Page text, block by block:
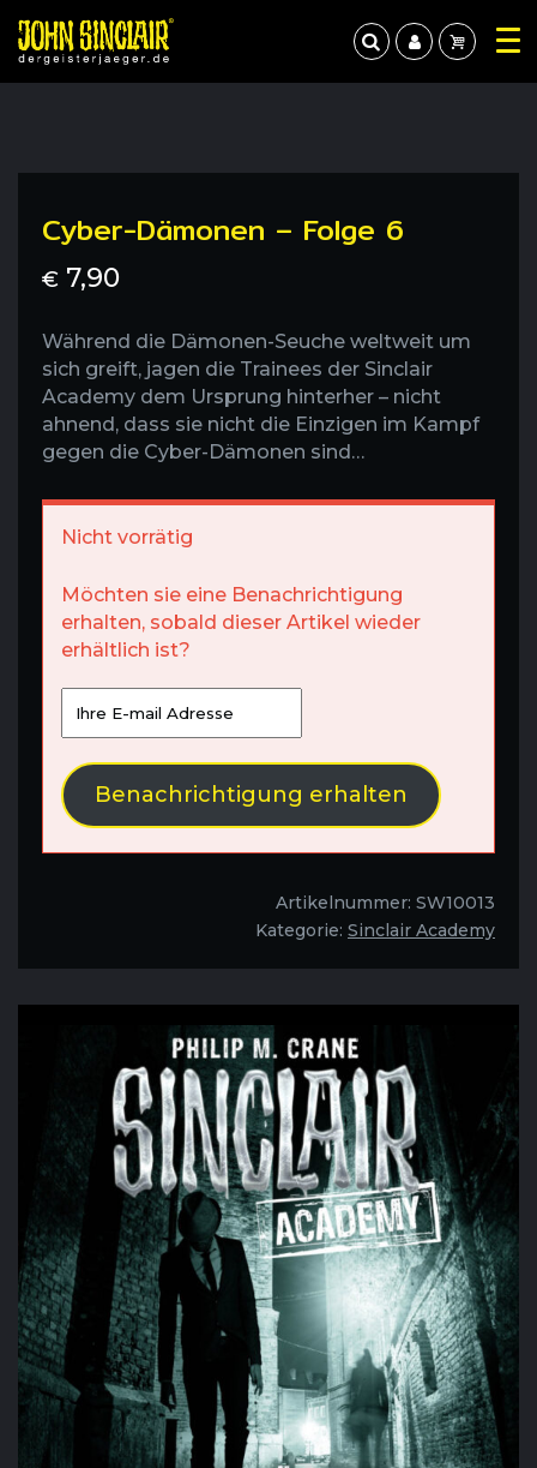
Cyber-Dämonen – Folge 6
€ 7,90
Während die Dämonen-Seuche weltweit um
sich greift, jagen die Trainees der Sinclair
Academy dem Ursprung hinterher – nicht
ahnend, dass sie nicht die Einzigen im Kampf
gegen die Cyber-Dämonen sind…
Nicht vorrätig
Möchten sie eine Benachrichtigung
erhalten, sobald dieser Artikel wieder
erhältlich ist?
Benachrichtigung erhalten
Artikelnummer: SW10013
Kategorie: Sinclair Academy